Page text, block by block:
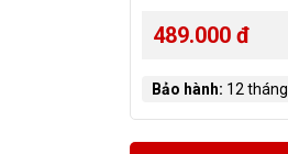
489.000 đ
Bảo hành: 12 tháng